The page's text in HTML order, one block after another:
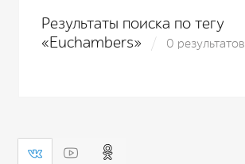
Результаты поиска по тегу
«Euchambers»
0 результатов